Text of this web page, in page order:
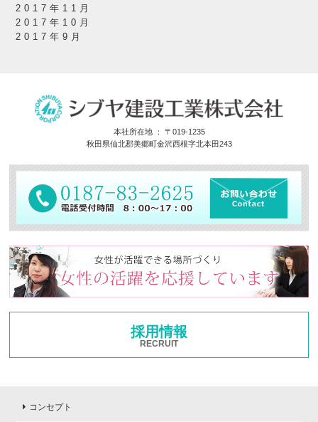
2017年11月
2017年10月
2017年9月
本社所在地 ： 〒019-1235
秋田県仙北郡美郷町金沢西根字北本田243
採用情報
RECRUIT
コンセプト